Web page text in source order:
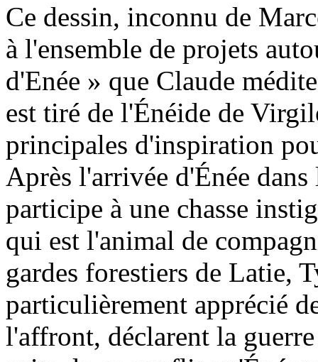
Ce dessin, inconnu de
à l'ensemble de projets
d'Enée » que Claude
est tiré de l'Énéide de
principales d'inspiration
Après l'arrivée d'Énée
participe à une chasse
qui est l'animal de
gardes forestiers de Latie,
particulièrement apprécié
l'affront, déclarent la